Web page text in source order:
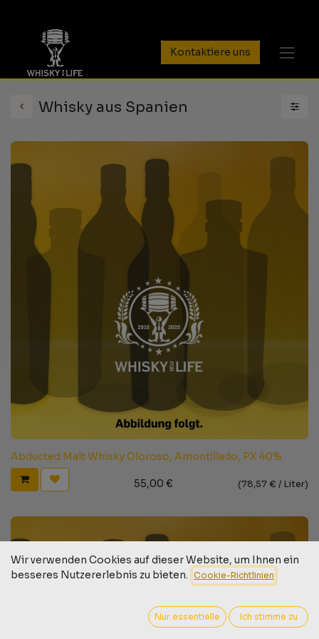
Kontaktiere uns
Whisky aus Spanien
Abducted Malt Whisky Oloroso, Amontillado, PX 40%
55,00 € (78,57€ / Liter)
Wir verwenden Cookies auf dieser Website, um Ihnen ein
besseres Nutzererlebnis zu bieten. Cookie-Richtlinien
Nur essentielle Ich stimme zu